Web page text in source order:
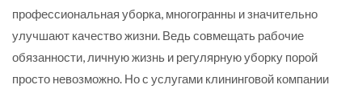
профессиональная уборка, многогранны и значительно
улучшают качество жизни. Ведь совмещать рабочие
обязанности, личную жизнь и регулярную уборку порой
просто невозможно. Но с услугами клининговой компании